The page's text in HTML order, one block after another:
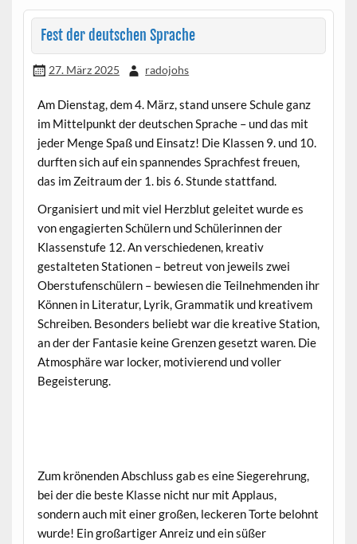
Fest der deutschen Sprache
27. März 2025 radojohs
Am Dienstag, dem 4. März, stand unsere Schule ganz
im Mittelpunkt der deutschen Sprache – und das mit
jeder Menge Spaß und Einsatz! Die Klassen 9. und 10.
durften sich auf ein spannendes Sprachfest freuen,
das im Zeitraum der 1. bis 6. Stunde stattfand.
Organisiert und mit viel Herzblut geleitet wurde es
von engagierten Schülern und Schülerinnen der
Klassenstufe 12. An verschiedenen, kreativ
gestalteten Stationen – betreut von jeweils zwei
Oberstufenschülern – bewiesen die Teilnehmenden ihr
Können in Literatur, Lyrik, Grammatik und kreativem
Schreiben. Besonders beliebt war die kreative Station,
an der der Fantasie keine Grenzen gesetzt waren. Die
Atmosphäre war locker, motivierend und voller
Begeisterung.
Zum krönenden Abschluss gab es eine Siegerehrung,
bei der die beste Klasse nicht nur mit Applaus,
sondern auch mit einer großen, leckeren Torte belohnt
wurde! Ein großartiger Anreiz und ein süßer